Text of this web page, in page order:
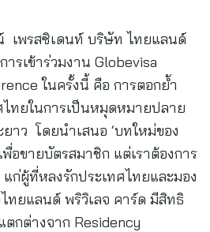
พรสซิเดนท์ บริษัท ไทยแลนด์
รเข้าร่วมงาน Globevisa
ในครั้งนี้ คือ การตอกย้ำ
ทยในการเป็นหมุดหมายปลาย
าว โดยนำเสนอ ‘บทใหม่ของ
พื่อขายบัตรสมาชิก แต่เราต้องการ
ก่ผู้ที่หลงรักประเทศไทยและมอง
ทยแลนด์ พริวิเลจ คาร์ด มีสิทธิ
กต่างจาก Residency